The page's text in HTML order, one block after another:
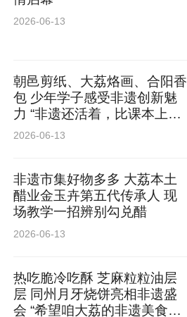
2026-06-13
朝邑剪纸、大荔烙画、合阳香
包 少年学子感受非遗创新魅
力 “非遗还活着，比课本上的
更生动”
2026-06-13
非遗市集好物多多 大荔本土
醋业金玉卉第五代传承人 现
场教学一招辨别勾兑醋
2026-06-13
热吃脆冷吃酥 芝麻粒粒油层
层 同州月牙烧饼亮相非遗盛
会 “希望咱大荔的非遗美食走